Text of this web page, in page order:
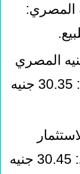
المصري:
.
المصري
في بنك التنمية الصناعية إلي : 30.35 جنيه
العربي مقابل الجنيه المصري: 30.45 جنيه